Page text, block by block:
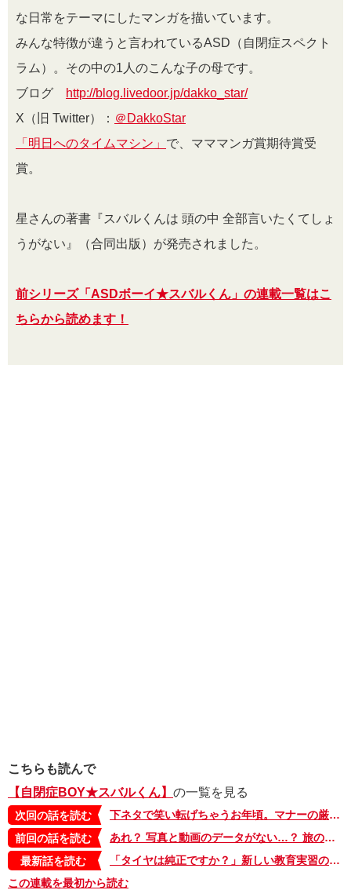
な日常をテーマにしたマンガを描いています。
みんな特徴が違うと言われているASD（自閉症スペクト
ラム）。その中の1人のこんな子の母です。
ブログ
http://blog.livedoor.jp/dakko_star/
X（旧 Twitter）： ＠DakkoStar
「明日へのタイムマシン」 で、マママンガ賞期待賞受
賞。
星さんの著書『スバルくんは 頭の中 全部言いたくてしょ
うがない』（合同出版）が発売されました。
前シリーズ「ASDボーイ★スバルくん」の連載一覧はこ
ちらから読めます！
こちらも読んで
【自閉症BOY★スバルくん】 の一覧を見る
次回の話を読む
下ネタで笑い転げちゃうお年頃。マナーの厳しい上級生に見つかり、場所を変えてみたところ…【自閉症BOY★スバルくん・85】
前回の話を読む
あれ？ 写真と動画のデータがない…？ 旅の終わりのお父さんのひとこと【自閉症BOY★スバルくん・83】
最新話を読む
「タイヤは純正ですか？」新しい教育実習の先生に、ユニークな質問で攻めるスバルくんと仲間たち【自閉症BOY★スバルくん・143】
この連載を最初から読む